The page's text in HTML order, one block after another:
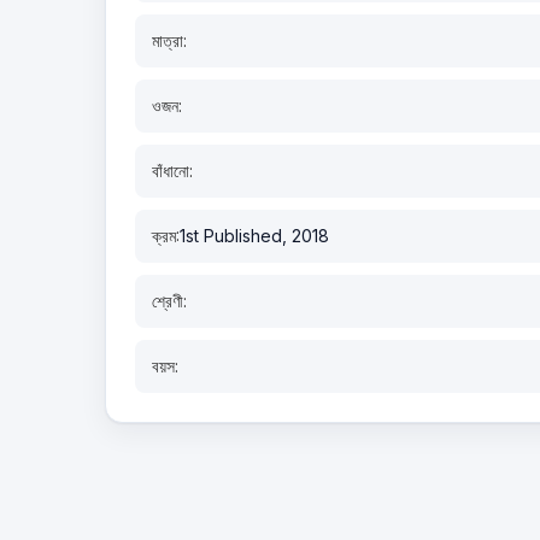
মাত্রা:
ওজন:
বাঁধানো:
ক্রম:1st Published, 2018
শ্রেণী:
বয়স: